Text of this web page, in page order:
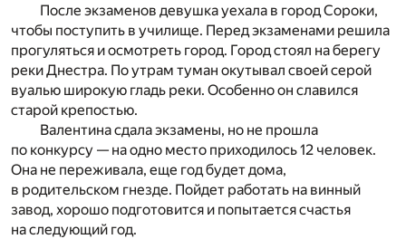
После экзаменов девушка уехала в город Сороки,
чтобы поступить в училище. Перед экзаменами решила
прогуляться и осмотреть город. Город стоял на берегу
реки Днестра. По утрам туман окутывал своей серой
вуалью широкую гладь реки. Особенно он славился
старой крепостью.
Валентина сдала экзамены, но не прошла
по конкурсу — на одно место приходилось 12 человек.
Она не переживала, еще год будет дома,
в родительском гнезде. Пойдет работать на винный
завод, хорошо подготовится и попытается счастья
на следующий год.